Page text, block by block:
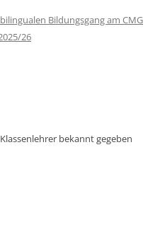
Bildungsgang am CMG
26
bekannt gegeben